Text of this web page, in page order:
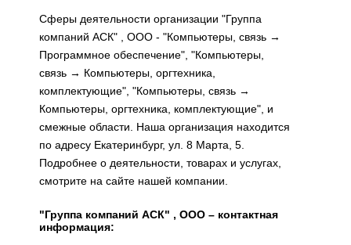
Сферы деятельности организации "Группа
компаний АСК" , ООО - "Компьютеры, связь →
Программное обеспечение", "Компьютеры,
связь → Компьютеры, оргтехника,
комплектующие", "Компьютеры, связь →
Компьютеры, оргтехника, комплектующие", и
смежные области. Наша организация находится
по адресу Екатеринбург, ул. 8 Марта, 5.
Подробнее о деятельности, товарах и услугах,
смотрите на сайте нашей компании.
"Группа компаний АСК" , ООО – контактная
информация: